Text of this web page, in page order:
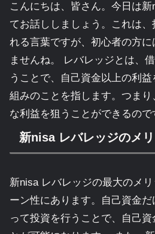
こんにちは、皆さん。今日は
てお話ししましょう。これは
れる言葉ですが、初心者の方
ませんね。 レバレッジとは、
うことで、自己資金以上の利
組みのことを指します。つま
な利益を狙うことができるので
新nisa レバレッジのメリ
新nisa レバレッジの最大のメ
ーン性にあります。自己資金
って投資を行うことで、自己資